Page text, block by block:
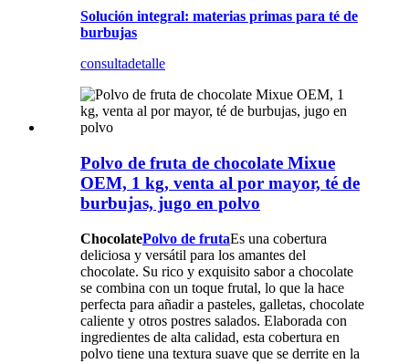
Solución integral: materias primas para té de
burbujas
consultadetalle
Polvo de fruta de chocolate Mixue
OEM, 1 kg, venta al por mayor, té de
burbujas, jugo en polvo
ChocolatePolvo de frutaEs una cobertura
deliciosa y versátil para los amantes del
chocolate. Su rico y exquisito sabor a chocolate
se combina con un toque frutal, lo que la hace
perfecta para añadir a pasteles, galletas, chocolate
caliente y otros postres salados. Elaborada con
ingredientes de alta calidad, esta cobertura en
polvo tiene una textura suave que se derrite en la